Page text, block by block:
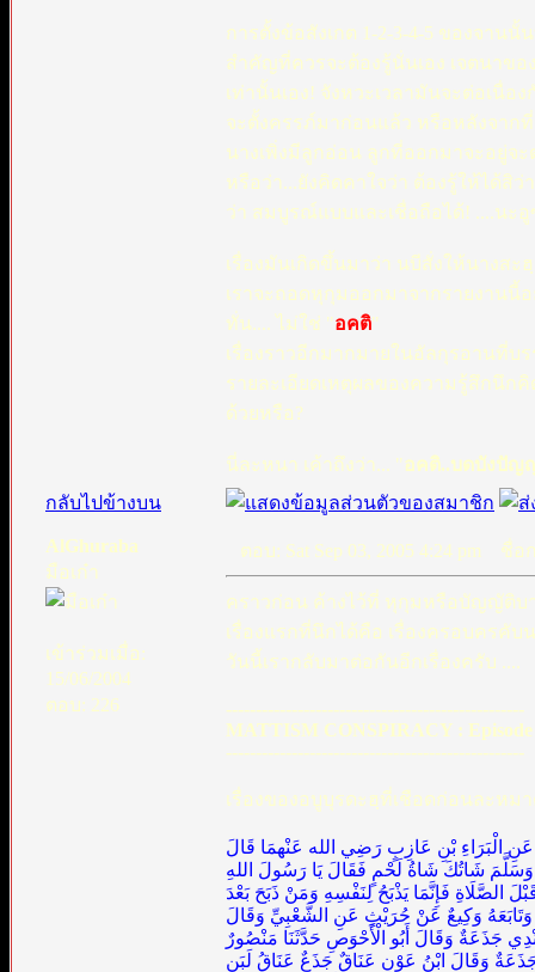
การตั้งข้อสังเกต 1-2-3-4-5 ของจาน
สำคัญที่ควรจะต้องรู้นั่นเอง เจตนาข
เท่านั้นเอง! จังหวะเวลามันจะต่อเนื่
จะตั้งครรภ์มาก่อนแล้ว หรือหลังจาก
นางเพิ่งมีลูกอ่อน ลูกที่ออกมาจะอยู่จ
หรือว่า...ยังคิดคาใจว่า ต้องรู้ให้ได้สิว่
ว่า สมบูรณ์แบบและเชื่อถือได้! ....นะ
เรื่องมันเกิดขึ้นมาว่า นบีสั่งให้นางส
เราจะถอดหุกุมออกมาจากรายงานนี้
ทั่น.... ไม่ใช่ "อคติ"
เรื่องราวอีกมากมายในอัลกุรอานที่บ
รายละเอียดเหตุผลของความรู้สึกนึก
ด้วยหรือ?
นี่ละหนา เค้าถึงว่า... "อคติ..บดบังปัญ
กลับไปข้างบน
AlGhuraba
มือเก๋า
เข้าร่วมเมื่อ:
15/06/2004
ตอบ: 226
ตอบ: Sat Sep 03, 2005 4:24 pm ชื่อ
คราวก่อน ค้างไว้ที่ หุกุมหรือบัญญัติบ
เรื่องแรกที่นึกได้คือ เรื่องครอบครคับ
วันนี้เรากลับมาต่อกันอีกเรื่องครับ ....
--------------------------------------------------
MATTISM CONSPIRACY : Episode
--------------------------------------------------
เรื่องของอบูบุรดะฮฺที่เชือดก่อนละหม
عَنِ الْبَرَاءِ بْنِ عَازِبٍ رَضِي الله عَنْهمَا قَالَ
شَاتُكَ شَاةُ لَحْمٍ فَقَالَ يَا رَسُولَ اللهِ
الصَّلَاةِ فَإِنَّمَا يَذْبَحُ لِنَفْسِهِ وَمَنْ ذَبَحَ بَعْدَ
وَتَابَعَهُ وَكِيعٌ عَنْ حُرَيْثٍ عَنِ الشَّعْبِيِّ وَقَالَ
جَذَعَةٌ وَقَالَ أَبُو الْأَحْوَصِ حَدَّثَنَا مَنْصُورٌ
وَقَالَ ابْنُ عَوْنٍ عَنَاقٌ جَذَعٌ عَنَاقُ لَبَنٍ